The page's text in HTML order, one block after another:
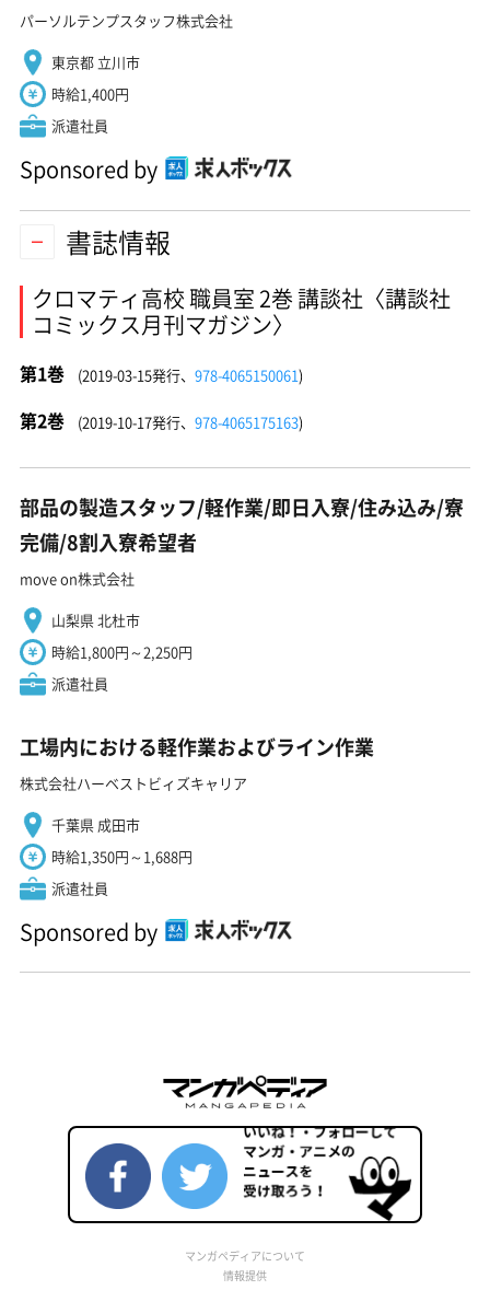
パーソルテンプスタッフ株式会社
東京都 立川市
時給1,400円
派遣社員
Sponsored by
書誌情報
クロマティ高校 職員室 2巻 講談社〈講談社
コミックス月刊マガジン〉
第1巻 (2019-03-15発行、 978-4065150061)
第2巻 (2019-10-17発行、 978-4065175163)
部品の製造スタッフ/軽作業/即日入寮/住み込み/寮
完備/8割入寮希望者
move on株式会社
山梨県 北杜市
時給1,800円～2,250円
派遣社員
工場内における軽作業およびライン作業
株式会社ハーベストビィズキャリア
千葉県 成田市
時給1,350円～1,688円
派遣社員
Sponsored by
マンガペディアについて
情報提供